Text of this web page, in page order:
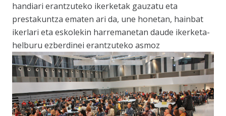
handiari erantzuteko ikerketak gauzatu eta
prestakuntza ematen ari da, une honetan, hainbat
ikerlari eta eskolekin harremanetan daude ikerketa-
helburu ezberdinei erantzuteko asmoz